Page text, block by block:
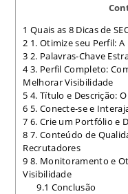
1 Quais as 8 Dicas de
2 1. Otimize seu Perfil:
3 2. Palavras-Chave
43. Perfil Completo:
Melhorar Visibilidade
5 4. Título e Descrição:
6 5. Conecte-se e
7 6. Crie um Portfólio e
8 7. Conteúdo de
Recrutadores
9 8. Monitoramento e
Visibilidade
9.1 Conclusão